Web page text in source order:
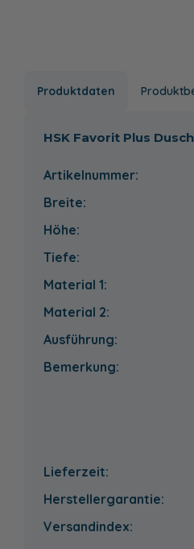
Produktdaten
HSK Favorit Plus
Artikelnummer:
Breite:
Höhe:
Tiefe:
Material 1:
Material 2:
Ausführung:
Bemerkung:
Lieferzeit:
Herstellergarantie:
Versandindex: